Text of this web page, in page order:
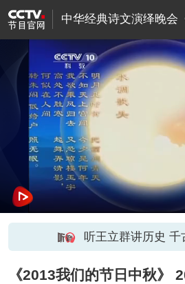
中华经典诗文演绎晚会
听王立群讲历史 千
《2013我们的节日中秋》